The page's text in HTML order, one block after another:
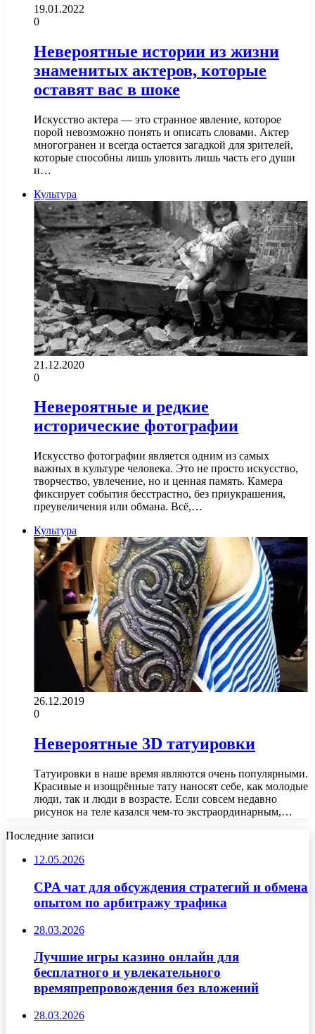
19.01.2022
0
Невероятные истории из жизни
знаменитых актеров, которые
оставят вас в шоке
Искусство актера — это странное явление, которое
порой невозможно понять и описать словами. Актер
многогранен и всегда остается загадкой для зрителей,
которые способны лишь уловить лишь часть его души
и…
Культура
21.12.2020
0
Невероятные и редкие
исторические фотографии
Искусство фотографии является одним из самых
важных в культуре человека. Это не просто искусство,
творчество, увлечение, но и ценная память. Камера
фиксирует события бесстрастно, без приукрашения,
преувеличения или обмана. Всё,…
Культура
26.12.2019
0
Невероятные 3D татуировки
Татуировки в наше время являются очень популярными.
Красивые и изощрённые тату наносят себе, как молодые
люди, так и люди в возрасте. Если совсем недавно
рисунок на теле казался чем-то экстраординарным,…
Последние записи
12.05.2026
CPA чат для обсуждения стратегий и обмена
опытом по арбитражу трафика
28.03.2026
Лучшие игры казино онлайн для
бесплатного и увлекательного
времяпрепровождения без вложений
28.03.2026